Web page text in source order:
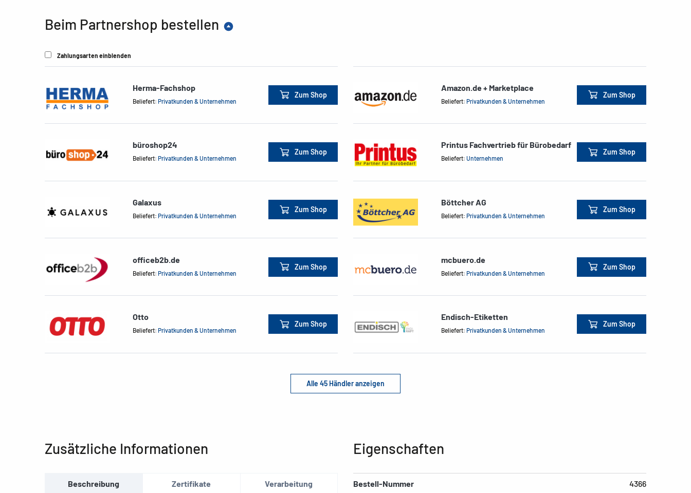
Beim Partnershop bestellen
Zahlungsarten einblenden
Herma-Fachshop
Beliefert: Privatkunden & Unternehmen
Zum Shop
Amazon.de + Marketplace
Beliefert: Privatkunden & Unternehmen
Zum Shop
büroshop24
Beliefert: Privatkunden & Unternehmen
Zum Shop
Printus Fachvertrieb für Bürobedarf
Beliefert: Unternehmen
Zum Shop
Galaxus
Beliefert: Privatkunden & Unternehmen
Zum Shop
Böttcher AG
Beliefert: Privatkunden & Unternehmen
Zum Shop
officeb2b.de
Beliefert: Privatkunden & Unternehmen
Zum Shop
mcbuero.de
Beliefert: Privatkunden & Unternehmen
Zum Shop
Otto
Beliefert: Privatkunden & Unternehmen
Zum Shop
Endisch-Etiketten
Beliefert: Privatkunden & Unternehmen
Zum Shop
Alle 45 Händler anzeigen
Zusätzliche Informationen
Beschreibung Zertifikate Verarbeitung
Eigenschaften
Bestell-Nummer 4366